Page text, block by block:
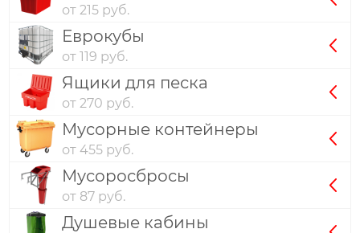
от 215 руб.
Еврокубы
от 119 руб.
Ящики для песка
от 270 руб.
Мусорные контейнеры
от 455 руб.
Мусоросбросы
от 87 руб.
Душевые кабины